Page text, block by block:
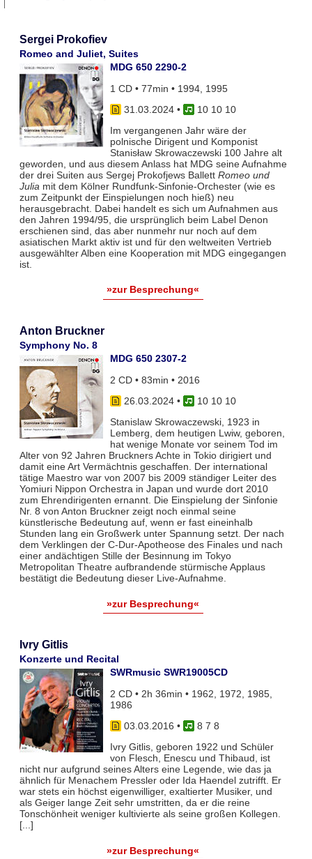
Sergei Prokofiev
Romeo and Juliet, Suites
MDG 650 2290-2
1 CD • 77min • 1994, 1995
31.03.2024•
10 10 10
Im vergangenen Jahr wäre der
polnische Dirigent und Komponist
Stanisław Skrowaczewski 100 Jahre alt
geworden, und aus diesem Anlass hat MDG seine Aufnahme
der drei Suiten aus Sergej Prokofjews Ballett Romeo und
Juliamit dem Kölner Rundfunk-Sinfonie-Orchester (wie es
zum Zeitpunkt der Einspielungen noch hieß) neu
herausgebracht. Dabei handelt es sich um Aufnahmen aus
den Jahren 1994/95, die ursprünglich beim Label Denon
erschienen sind, das aber nunmehr nur noch auf dem
asiatischen Markt aktiv ist und für den weltweiten Vertrieb
ausgewählter Alben eine Kooperation mit MDG eingegangen
ist.
»zur Besprechung«
Anton Bruckner
Symphony No. 8
MDG 650 2307-2
2 CD • 83min • 2016
26.03.2024•
10 10 10
Stanislaw Skrowaczewski, 1923 in
Lemberg, dem heutigen Lwiw, geboren,
hat wenige Monate vor seinem Tod im
Alter von 92 Jahren Bruckners Achte in Tokio dirigiert und
damit eine Art Vermächtnis geschaffen. Der international
tätige Maestro war von 2007 bis 2009 ständiger Leiter des
Yomiuri Nippon Orchestra in Japan und wurde dort 2010
zum Ehrendirigenten ernannt. Die Einspielung der Sinfonie
Nr. 8 von Anton Bruckner zeigt noch einmal seine
künstlerische Bedeutung auf, wenn er fast eineinhalb
Stunden lang ein Großwerk unter Spannung setzt. Der nach
dem Verklingen der C-Dur-Apotheose des Finales und nach
einer andächtigen Stille der Besinnung im Tokyo
Metropolitan Theatre aufbrandende stürmische Applaus
bestätigt die Bedeutung dieser Live-Aufnahme.
»zur Besprechung«
Ivry Gitlis
Konzerte und Recital
SWRmusic SWR19005CD
2 CD • 2h 36min • 1962, 1972, 1985,
1986
03.03.2016 •
8 7 8
Ivry Gitlis, geboren 1922 und Schüler
von Flesch, Enescu und Thibaud, ist
nicht nur aufgrund seines Alters eine Legende, wie das ja
ähnlich für Menachem Pressler oder Ida Haendel zutrifft. Er
war stets ein höchst eigenwilliger, exaltierter Musiker, und
als Geiger lange Zeit sehr umstritten, da er die reine
Tonschönheit weniger kultivierte als seine großen Kollegen.
[...]
»zur Besprechung«